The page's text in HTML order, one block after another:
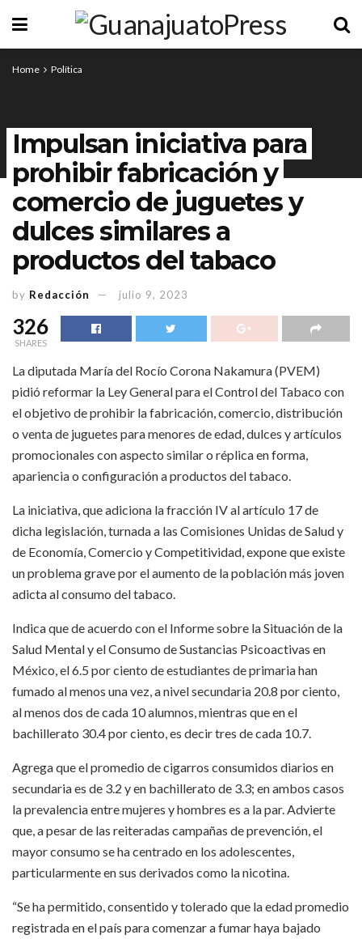
Home Política
Impulsan iniciativa para
prohibir fabricación y
comercio de juguetes y
dulces similares a
productos del tabaco
by Redacción julio 9, 2023
326
SHARES
La diputada María del Rocío Corona Nakamura (PVEM)
pidió reformar la Ley General para el Control del Tabaco con
el objetivo de prohibir la fabricación, comercio, distribución
o venta de juguetes para menores de edad, dulces y artículos
promocionales con aspecto similar o réplica en forma,
apariencia o configuración a productos del tabaco.
La iniciativa, que adiciona la fracción IV al artículo 17 de
dicha legislación, turnada a las Comisiones Unidas de Salud y
de Economía, Comercio y Competitividad, expone que existe
un problema grave por el aumento de la población más joven
adicta al consumo del tabaco.
Indica que de acuerdo con el Informe sobre la Situación de la
Salud Mental y el Consumo de Sustancias Psicoactivas en
México, el 6.5 por ciento de estudiantes de primaria han
fumado al menos una vez, a nivel secundaria 20.8 por ciento,
al menos dos de cada 10 alumnos, mientras que en el
bachillerato 30.4 por ciento, es decir tres de cada 10.7.
Agrega que el promedio de cigarros consumidos diarios en
secundaria es de 3.2 y en bachillerato de 3.3; en ambos casos
la prevalencia entre mujeres y hombres es a la par. Advierte
que, a pesar de las reiteradas campañas de prevención, el
mayor consumo se ha centrado en los adolescentes,
particularmente en sus derivados como la nicotina.
“Se ha permitido, consentido y tolerado que la edad promedio
registrada en el país para comenzar a fumar haya bajado